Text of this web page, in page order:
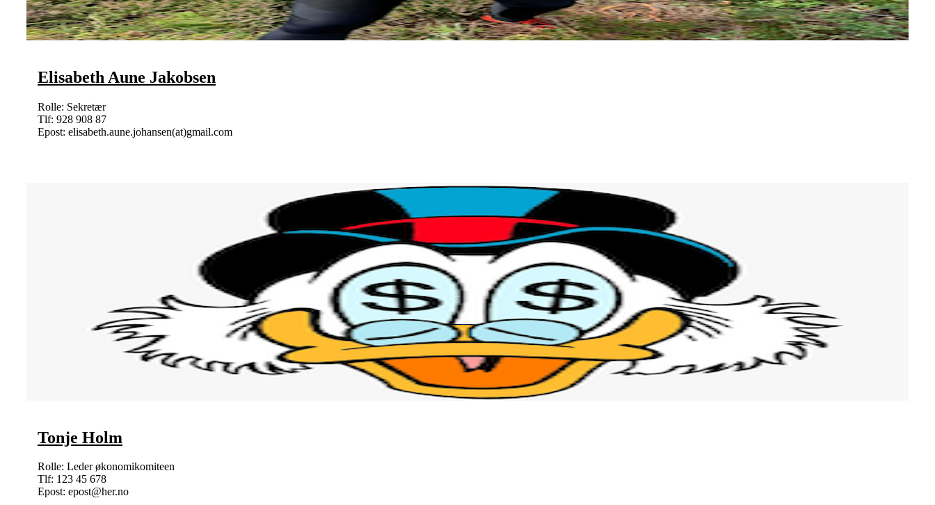
Elisabeth Aune Jakobsen
Rolle: Sekretær
Tlf: 928 908 87
Epost: elisabeth.aune.johansen(at)gmail.com
Tonje Holm
Rolle: Leder økonomikomiteen
Tlf: 123 45 678
Epost: epost@her.no